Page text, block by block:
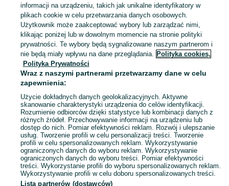
KATEGORIA
Zobacz
Mapa kategorii
Mapa miejscowości
Mapa ministron
Popularne wyszukiwania
informacji na urządzeniu, takich jak unikalne identyfikatory w
plikach cookie w celu przetwarzania danych osobowych.
Użytkownik może zaakceptować wybory lub zarządzać nimi,
klikając poniżej lub w dowolnym momencie na stronie polityki
prywatności. Te wybory będą sygnalizowane naszym partnerom i
nie będą miały wpływu na dane przeglądania. Polityka cookies,
Polityka Prywatności
Wraz z naszymi partnerami przetwarzamy dane w celu
zapewnienia:
Użycie dokładnych danych geolokalizacyjnych. Aktywne
skanowanie charakterystyki urządzenia do celów identyfikacji.
Rozumienie odbiorców dzięki statystyce lub kombinacji danych z
różnych źródeł. Przechowywanie informacji na urządzeniu lub
dostęp do nich. Pomiar efektywności reklam. Rozwój i ulepszanie
usług. Tworzenie profili w celu personalizacji treści. Tworzenie
profili w celu spersonalizowanych reklam. Wykorzystywanie
ograniczonych danych do wyboru reklam. Wykorzystywanie
ograniczonych danych do wyboru treści. Pomiar efektywności
treści. Wykorzystanie profili do wyboru spersonalizowanych reklam.
Wykorzystywanie profili w celu doboru spersonalizowanych treści.
Lista partnerów (dostawców)